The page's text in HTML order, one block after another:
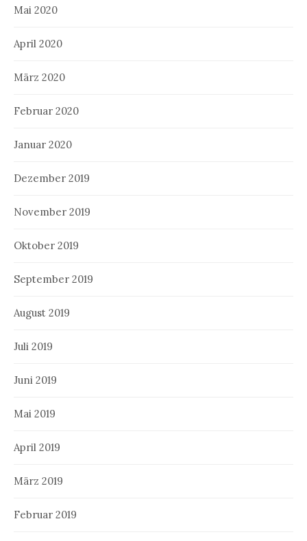
Mai 2020
April 2020
März 2020
Februar 2020
Januar 2020
Dezember 2019
November 2019
Oktober 2019
September 2019
August 2019
Juli 2019
Juni 2019
Mai 2019
April 2019
März 2019
Februar 2019